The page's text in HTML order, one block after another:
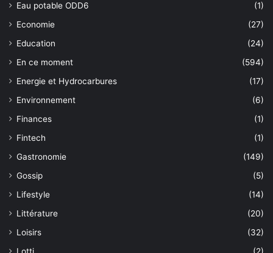
Eau potable ODD6
(1)
Economie
(27)
Education
(24)
En ce moment
(594)
Energie et Hydrocarbures
(17)
Environnement
(6)
Finances
(1)
Fintech
(1)
Gastronomie
(149)
Gossip
(5)
Lifestyle
(14)
Littérature
(20)
Loisirs
(32)